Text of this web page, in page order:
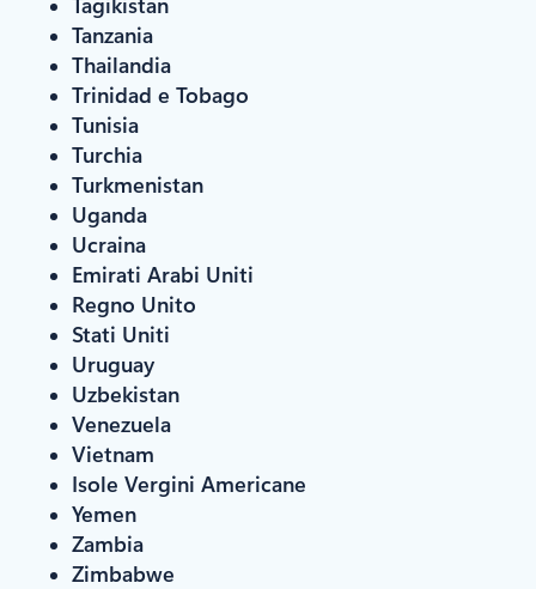
Tanzania
Thailandia
Trinidad e Tobago
Tunisia
Turchia
Turkmenistan
Uganda
Ucraina
Emirati Arabi Uniti
Regno Unito
Stati Uniti
Uruguay
Uzbekistan
Venezuela
Vietnam
Isole Vergini Americane
Yemen
Zambia
Zimbabwe